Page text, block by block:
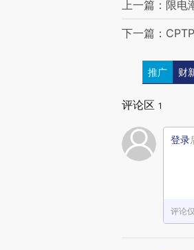
上一篇：限电
下一篇：
推广 财
评论区 1
登录
评论